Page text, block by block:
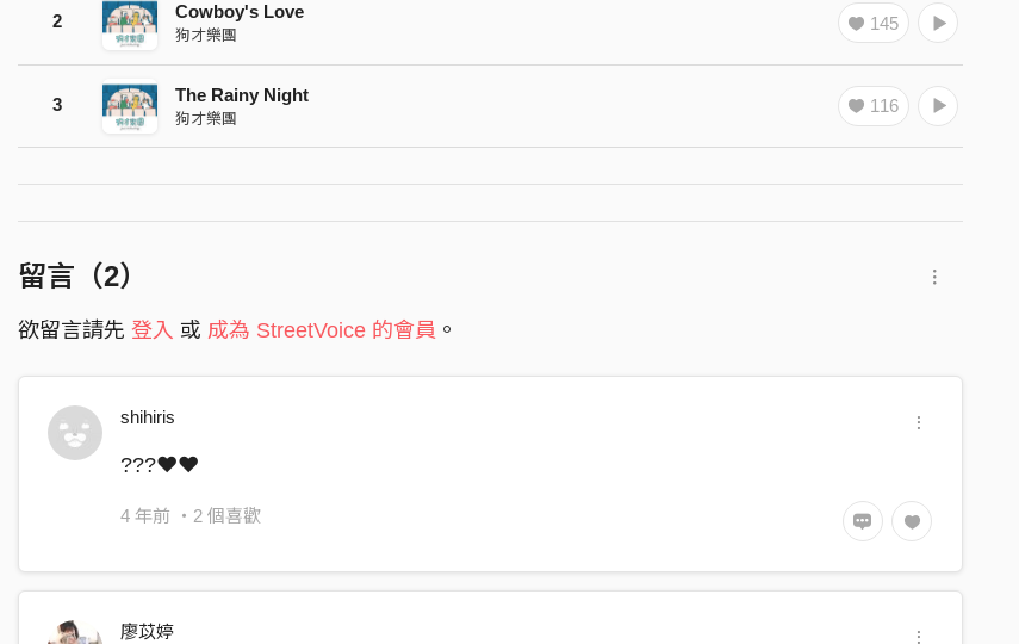
2 Cowboy's Love
狗才樂團
145
3 The Rainy Night
狗才樂團
116
留言（2）
欲留言請先 登入 或 成為 StreetVoice 的會員 。
shihiris
???❤️❤️
4 年前 ・2 個喜歡
廖苡婷